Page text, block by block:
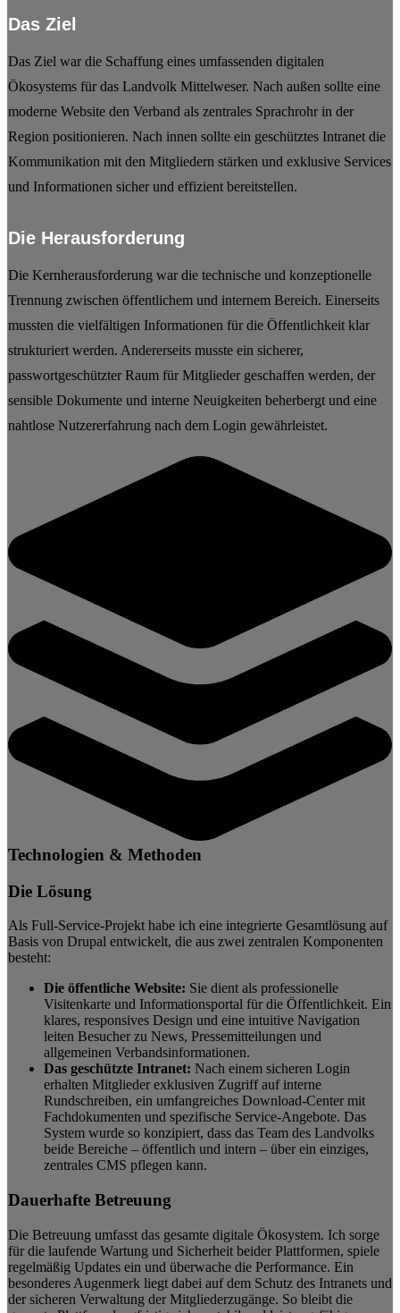
Das Ziel
Das Ziel war die Schaffung eines umfassenden digitalen
Ökosystems für das Landvolk Mittelweser. Nach außen sollte eine
moderne Website den Verband als zentrales Sprachrohr in der
Region positionieren. Nach innen sollte ein geschütztes Intranet die
Kommunikation mit den Mitgliedern stärken und exklusive Services
und Informationen sicher und effizient bereitstellen.
Die Herausforderung
Die Kernherausforderung war die technische und konzeptionelle
Trennung zwischen öffentlichem und internem Bereich. Einerseits
mussten die vielfältigen Informationen für die Öffentlichkeit klar
strukturiert werden. Andererseits musste ein sicherer,
passwortgeschützter Raum für Mitglieder geschaffen werden, der
sensible Dokumente und interne Neuigkeiten beherbergt und eine
nahtlose Nutzererfahrung nach dem Login gewährleistet.
Technologien & Methoden
Die Lösung
Als Full-Service-Projekt habe ich eine integrierte Gesamtlösung auf
Basis von Drupal entwickelt, die aus zwei zentralen Komponenten
besteht:
Die öffentliche Website: Sie dient als professionelle
Visitenkarte und Informationsportal für die Öffentlichkeit. Ein
klares, responsives Design und eine intuitive Navigation
leiten Besucher zu News, Pressemitteilungen und
allgemeinen Verbandsinformationen.
Das geschützte Intranet: Nach einem sicheren Login
erhalten Mitglieder exklusiven Zugriff auf interne
Rundschreiben, ein umfangreiches Download-Center mit
Fachdokumenten und spezifische Service-Angebote. Das
System wurde so konzipiert, dass das Team des Landvolks
beide Bereiche – öffentlich und intern – über ein einziges,
zentrales CMS pflegen kann.
Dauerhafte Betreuung
Die Betreuung umfasst das gesamte digitale Ökosystem. Ich sorge
für die laufende Wartung und Sicherheit beider Plattformen, spiele
regelmäßig Updates ein und überwache die Performance. Ein
besonderes Augenmerk liegt dabei auf dem Schutz des Intranets und
der sicheren Verwaltung der Mitgliederzugänge. So bleibt die